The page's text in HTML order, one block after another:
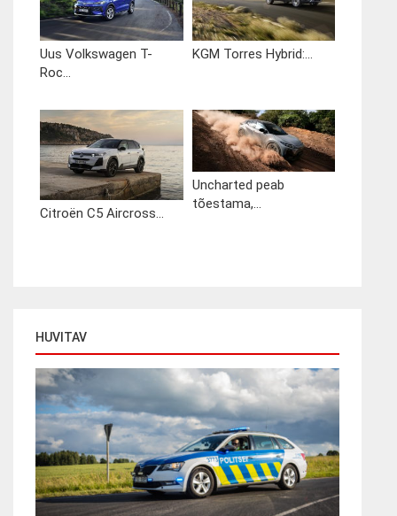
Uus Volkswagen T-
Roc...
KGM Torres Hybrid:...
Citroën C5 Aircross...
Uncharted peab
tõestama,...
HUVITAV